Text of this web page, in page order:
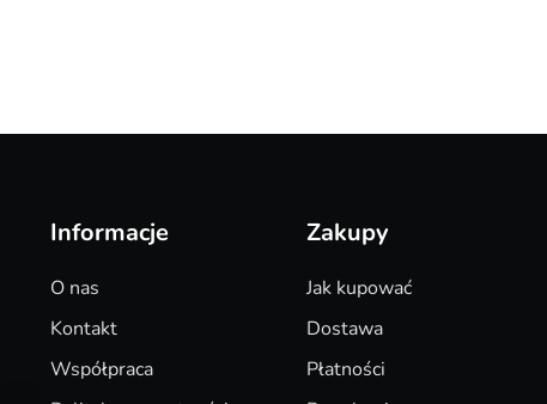
Informacje
O nas
Kontakt
Współpraca
Zakupy
Jak kupować
Dostawa
Płatności